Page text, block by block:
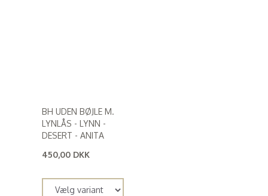
BH UDEN BØJLE M.
LYNLÅS - LYNN -
DESERT - ANITA
450,00 DKK